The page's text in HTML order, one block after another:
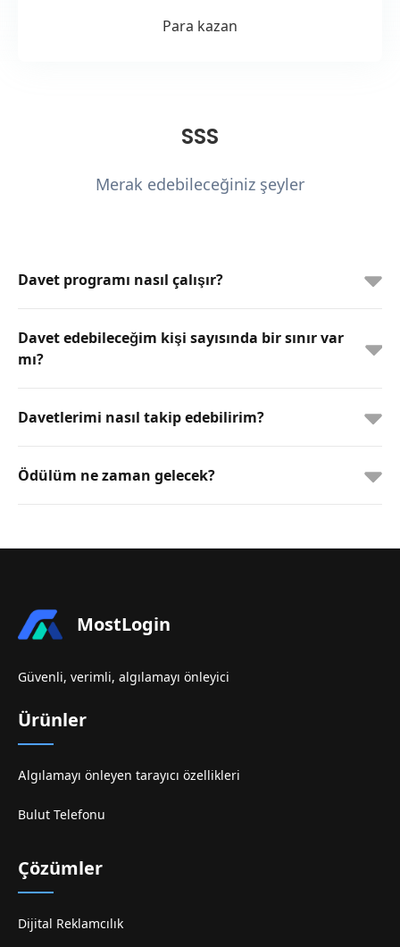
Para kazan
SSS
Merak edebileceğiniz şeyler
Davet programı nasıl çalışır?
Davet edebileceğim kişi sayısında bir sınır var
mı?
Davetlerimi nasıl takip edebilirim?
Ödülüm ne zaman gelecek?
MostLogin
Güvenli, verimli, algılamayı önleyici
Ürünler
Algılamayı önleyen tarayıcı özellikleri
Bulut Telefonu
Çözümler
Dijital Reklamcılık